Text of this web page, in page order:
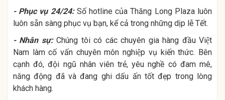
- Phục vụ 24/24:Số hotline của Thăng Long Plaza luôn
luôn sẵn sàng phục vụ bạn, kể cả trong những dịp lễ Tết.
- Nhân sự:Chúng tôi có các chuyên gia hàng đầu Việt
Nam làm cố vấn chuyên môn nghiệp vụ kiến thức. Bên
cạnh đó, đội ngũ nhân viên trẻ, yêu nghề có đam mê,
năng động đã và đang ghi dấu ấn tốt đẹp trong lòng
khách hàng.